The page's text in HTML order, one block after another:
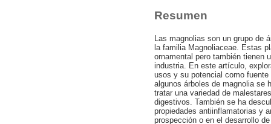
Resumen
Las magnolias son un grupo de
la familia Magnoliaceae. Estas
ornamental pero también tienen
industria. En este artículo,
usos y su potencial como
algunos árboles de magnolia se
tratar una variedad de
digestivos. También se ha
propiedades antiinflamatorias y
prospección o en el desarrollo